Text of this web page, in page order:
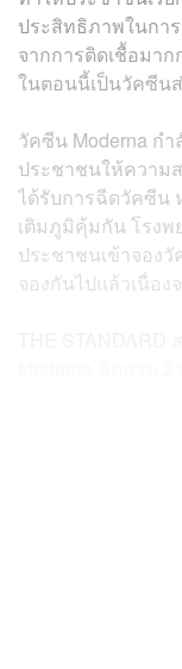
ประสิทธิภาพในกา
จากการติดเชื้อมา
ในตอนนี้เป็นวัคซีน
วัคซีน Moderna ก
ประชาชนให้ความ
ได้รับการฉีดวัคซีน
เติมภูมิคุ้มกัน โรงพ
ประชาชนเข้าจอง
จองกันไปแล้วเนื่อ
ทำไมต้องเป็นวัคซี